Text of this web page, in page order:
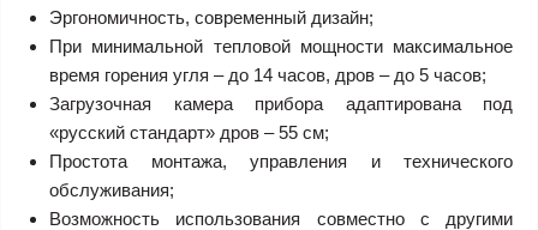
Эргономичность, современный дизайн;
При минимальной тепловой мощности максимальное
время горения угля – до 14 часов, дров – до 5 часов;
Загрузочная камера прибора адаптирована под
«русский стандарт» дров – 55 см;
Простота монтажа, управления и технического
обслуживания;
Возможность использования совместно с другими